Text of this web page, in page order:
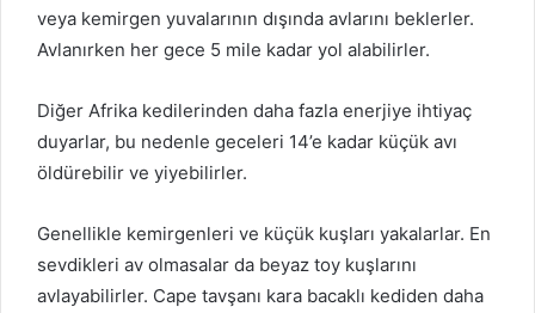
veya kemirgen yuvalarının dışında avlarını beklerler.
Avlanırken her gece 5 mile kadar yol alabilirler.
Diğer Afrika kedilerinden daha fazla enerjiye ihtiyaç
duyarlar, bu nedenle geceleri 14’e kadar küçük avı
öldürebilir ve yiyebilirler.
Genellikle kemirgenleri ve küçük kuşları yakalarlar. En
sevdikleri av olmasalar da beyaz toy kuşlarını
avlayabilirler. Cape tavşanı kara bacaklı kediden daha